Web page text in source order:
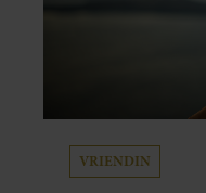
VRIENDIN